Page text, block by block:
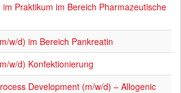
Praktikum im Bereich Pharmazeutische
w/d) im Bereich Pankreatin
w/d) Konfektionierung
Development (m/w/d) – Allogenic